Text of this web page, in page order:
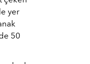
yer
50